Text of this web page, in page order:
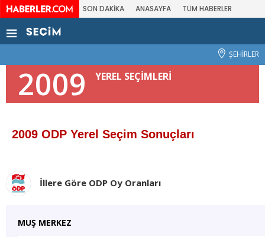
SON DAKİKA ANASAYFA TÜM HABERLER
ŞEHİRLER
2009 YEREL SEÇİMLERİ
2009 ODP Yerel Seçim Sonuçları
İllere Göre ODP Oy Oranları
MUŞ MERKEZ